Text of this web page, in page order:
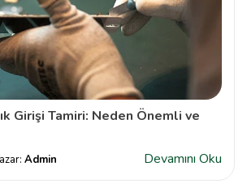
Girişi Tamiri: Neden Önemli ve
Admin Devamını Oku